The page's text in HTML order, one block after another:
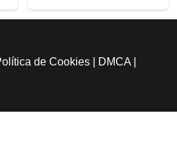
de Cookies DMCA